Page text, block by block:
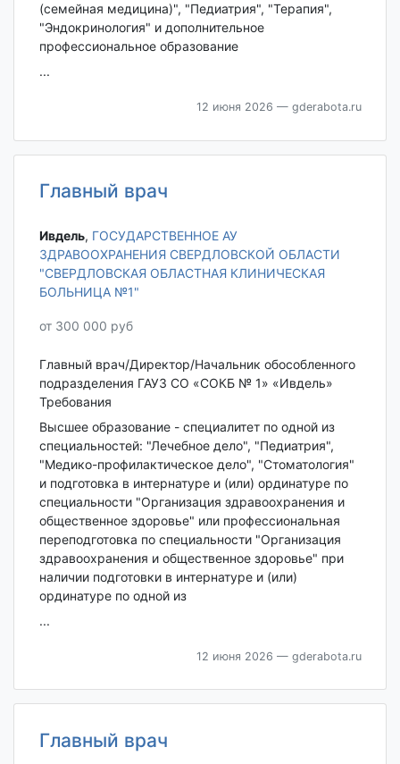
(семейная медицина)", "Педиатрия", "Терапия",
"Эндокринология" и дополнительное
профессиональное образование
...
12 июня 2026 — gderabota.ru
Главный врач
Ивдель‎, ГОСУДАРСТВЕННОЕ АУ
ЗДРАВООХРАНЕНИЯ СВЕРДЛОВСКОЙ ОБЛАСТИ
"СВЕРДЛОВСКАЯ ОБЛАСТНАЯ КЛИНИЧЕСКАЯ
БОЛЬНИЦА №1"
от 300 000 руб
Главный врач/Директор/Начальник обособленного
подразделения ГАУЗ СО «СОКБ № 1» «Ивдель»
Требования
Высшее образование - специалитет по одной из
специальностей: "Лечебное дело", "Педиатрия",
"Медико-профилактическое дело", "Стоматология"
и подготовка в интернатуре и (или) ординатуре по
специальности "Организация здравоохранения и
общественное здоровье" или профессиональная
переподготовка по специальности "Организация
здравоохранения и общественное здоровье" при
наличии подготовки в интернатуре и (или)
ординатуре по одной из
...
12 июня 2026 — gderabota.ru
Главный врач